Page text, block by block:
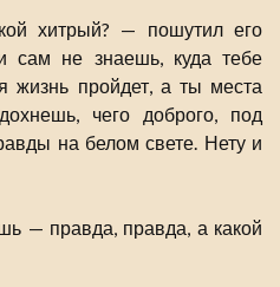
хитрый? — пошутил его
сам не знаешь, куда тебе
жизнь пройдет, а ты места
чего доброго, под
на белом свете. Нету и
— правда, правда, а какой